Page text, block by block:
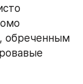
обреченным